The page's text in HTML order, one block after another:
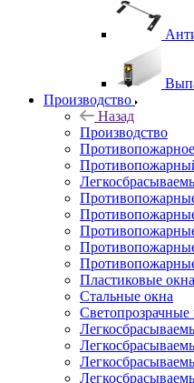
Производство
Назад
Производство
Пластиковые окна
Стальные окна
Светопрозрачные